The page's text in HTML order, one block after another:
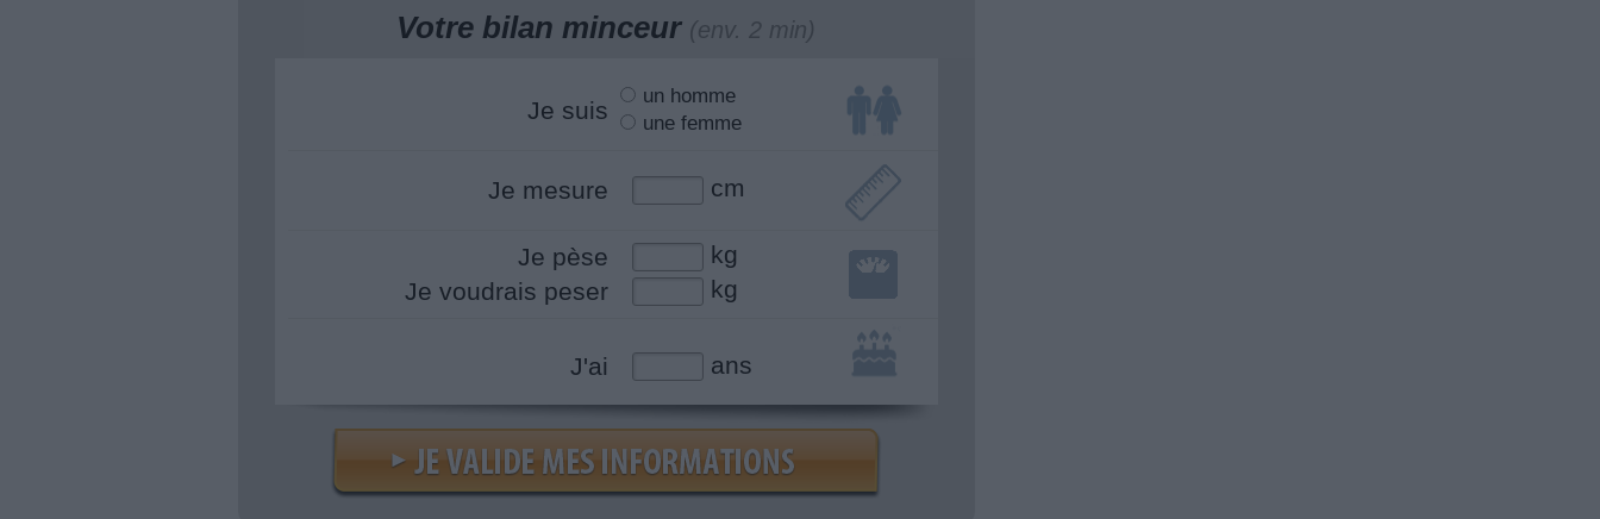
Votre bilan minceur (env. 2 min)
Je suis
un homme
une femme
Je mesure cm
Je pèse
kg
Je voudrais peser
kg
J'ai ans